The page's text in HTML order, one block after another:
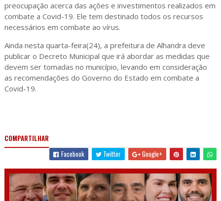
preocupação acerca das ações e investimentos realizados em
combate a Covid-19. Ele tem destinado todos os recursos
necessários em combate ao vírus.
Ainda nesta quarta-feira(24), a prefeitura de Alhandra deve
publicar o Decreto Municipal que irá abordar as medidas que
devem ser tomadas no município, levando em consideração
as recomendações do Governo do Estado em combate a
Covid-19.
COMPARTILHAR
Facebook
Twitter Google+